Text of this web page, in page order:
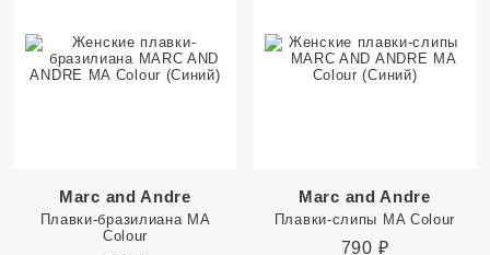
Marc and Andre
Плавки-бразилиана MA
Colour
Marc and Andre
Плавки-слипы MA Colour
790 ₽